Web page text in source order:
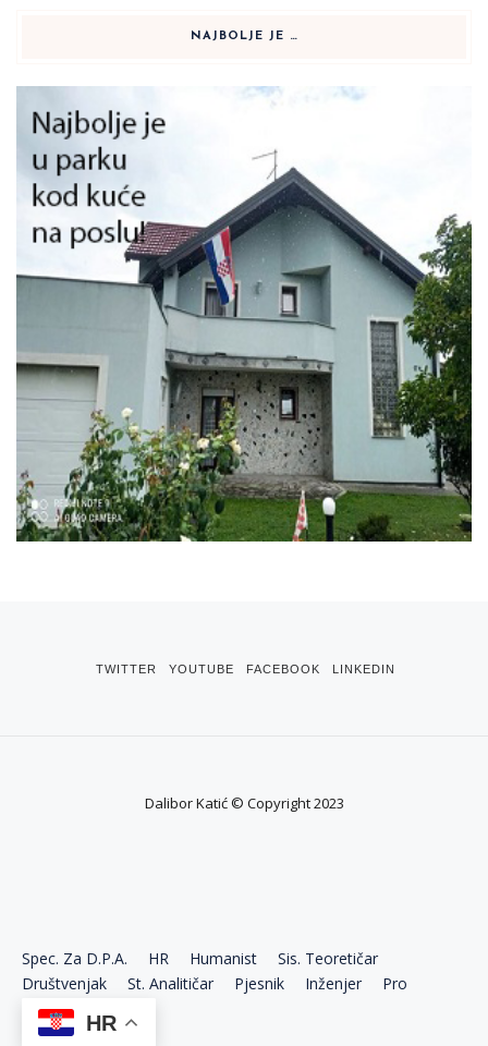
NAJBOLJE JE …
TWITTER YOUTUBE FACEBOOK LINKEDIN
Dalibor Katić © Copyright 2023
Spec. Za D.P.A. HR Humanist
Sis. Teoretičar
Društvenjak
St. Analitičar Pjesnik Inženjer
Pro
Ekonom
HR